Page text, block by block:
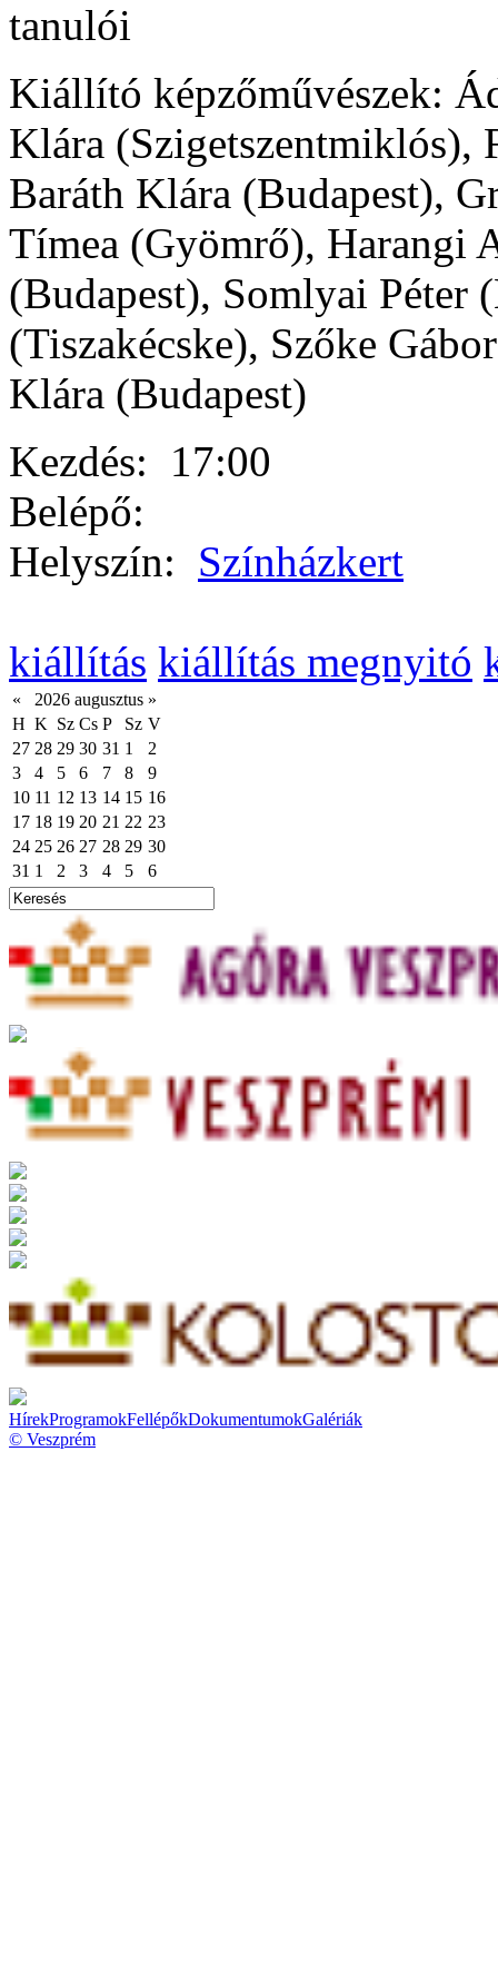
tanulói
Kiállító képzőművészek:
Klára (Szigetszentmiklós),
Baráth Klára (Budapest),
Tímea (Gyömrő), Harangi
(Budapest), Somlyai Péter
(Tiszakécske), Szőke
Klára (Budapest)
Kezdés: 17:00
Belépő:
Helyszín: Színházkert
kiállítás kiállítás megnyitó
« 2026 augusztus »
H K Sz Cs P Sz V
27 28 29 30 31 1
2
3
4 5 6 7 8
9
10 11 12 13 14 15 16
17 18 19 20 21 22 23
24 25 26 27 28 29 30
31 1 2 3 4 5 6
HírekProgramokFellépőkDokumentumokGalériák
© Veszprém